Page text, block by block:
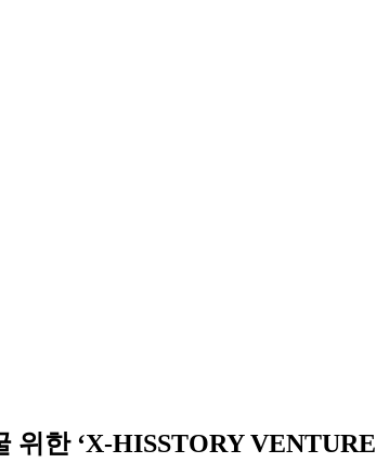
위한 ‘X-HISSTORY VENTURE